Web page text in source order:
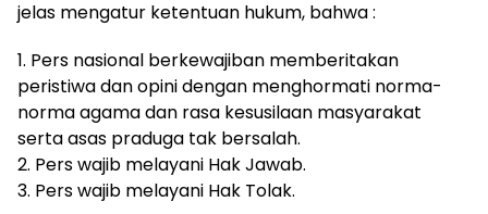
jelas mengatur ketentuan hukum, bahwa :
1. Pers nasional berkewajiban memberitakan
peristiwa dan opini dengan menghormati norma-
norma agama dan rasa kesusilaan masyarakat
serta asas praduga tak bersalah.
2. Pers wajib melayani Hak Jawab.
3. Pers wajib melayani Hak Tolak.